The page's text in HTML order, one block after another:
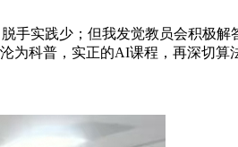
实践少；但我发觉教员会积极解
为科普，实正的AI课程，再深切算